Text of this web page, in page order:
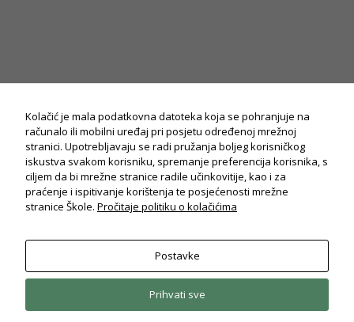
2026. Sva prava pridržana.Politika privatnosti
Kolačić je mala podatkovna datoteka koja se pohranjuje na
računalo ili mobilni uređaj pri posjetu određenoj mrežnoj
stranici. Upotrebljavaju se radi pružanja boljeg korisničkog
iskustva svakom korisniku, spremanje preferencija korisnika, s
ciljem da bi mrežne stranice radile učinkovitije, kao i za
praćenje i ispitivanje korištenja te posjećenosti mrežne
stranice Škole. Pročitaje politiku o kolačićima
Postavke
Prihvati sve
obavezni
za potpuni
radi i
korisničko
iskustvo
stranica.
Statistika
kolačići za
osnovu